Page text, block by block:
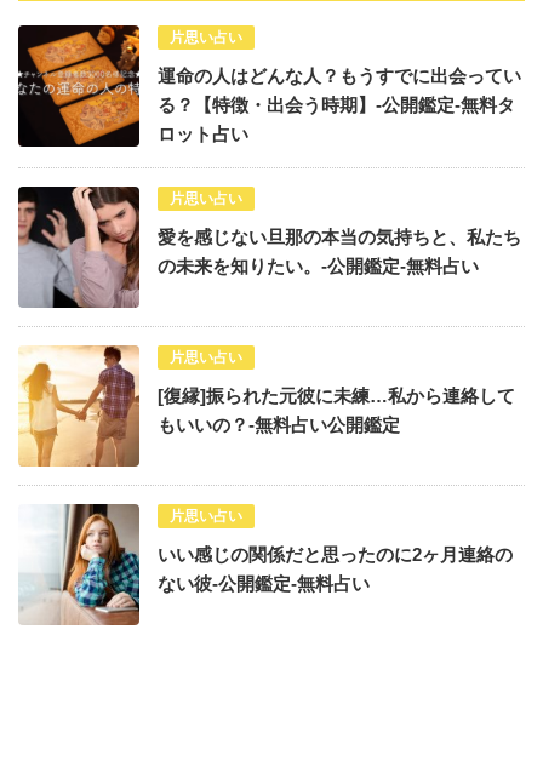
片思い占い
運命の人はどんな人？もうすでに出会ってい
る？【特徴・出会う時期】-公開鑑定-無料タ
ロット占い
片思い占い
愛を感じない旦那の本当の気持ちと、私たち
の未来を知りたい。-公開鑑定-無料占い
片思い占い
[復縁]振られた元彼に未練…私から連絡して
もいいの？-無料占い公開鑑定
片思い占い
いい感じの関係だと思ったのに2ヶ月連絡の
ない彼-公開鑑定-無料占い